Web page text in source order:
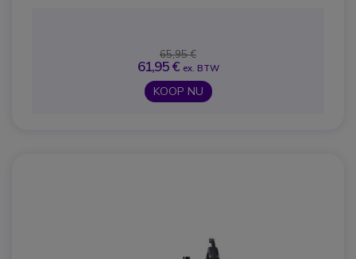
65,95 €
61,95 € ex. BTW
KOOP NU